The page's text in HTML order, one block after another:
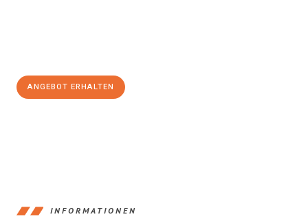
ANGEBOT ERHALTEN
INFORMATIONEN